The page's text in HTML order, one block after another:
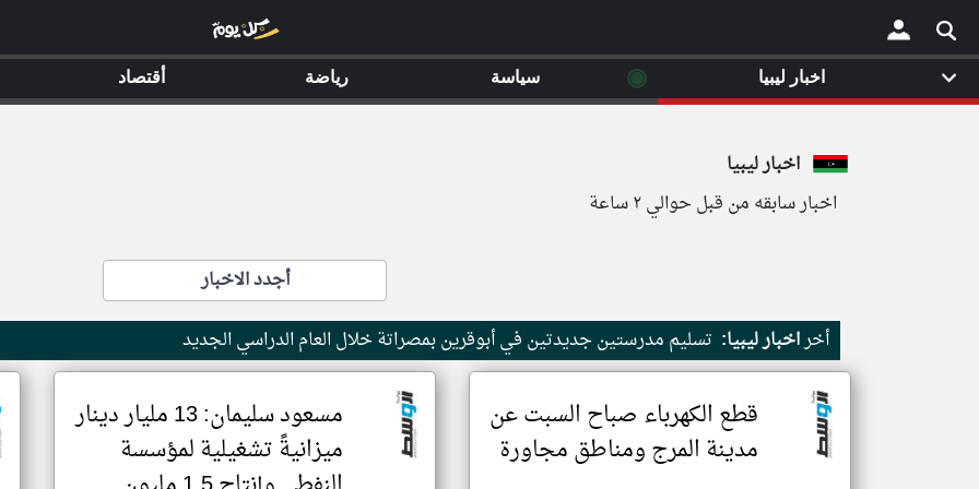
×
اخبار ليبيا
اخبار سابقه من قبل حوالي ٢ ساعة
أجدد الاخبار
أخراخبار ليبيا: تسليم مدرستين جديدتين في أبوقرين بمصراتة خلال العام الدراسي الجديد
قطع الكهرباء صباح السبت عن
مدينة المرج ومناطق مجاورة
مسعود سليمان: 13 مليار دينار
ميزانيةً تشغيلية لمؤسسة
اخبار ليبيا ◉ سياسة رياضة أقتصاد